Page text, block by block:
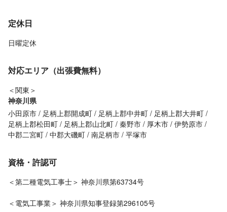
定休日
日曜定休
対応エリア（出張費無料）
＜関東＞
神奈川県
小田原市
足柄上郡開成町 足柄上郡中井町
足柄上郡大井町
足柄上郡松田町
足柄上郡山北町 秦野市 厚木市 伊勢原市
中郡二宮町 中郡大磯町 南足柄市 平塚市
資格・許認可
＜第二種電気工事士＞ 神奈川県第63734号
＜電気工事業＞ 神奈川県知事登録第296105号